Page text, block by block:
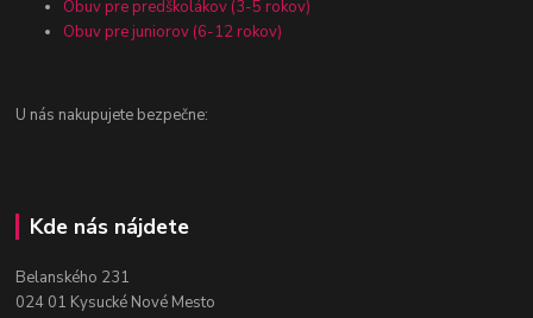
Obuv pre predškolákov (3-5 rokov)
Obuv pre juniorov (6-12 rokov)
U nás nakupujete bezpečne:
Kde nás nájdete
Belanského 231
024 01 Kysucké Nové Mesto